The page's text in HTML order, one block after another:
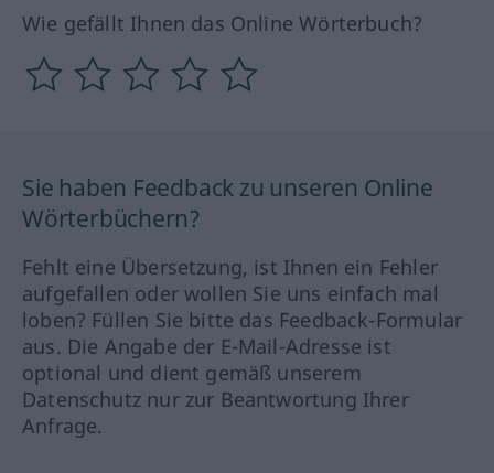
Wie gefällt Ihnen das Online Wörterbuch?
Sie haben Feedback zu unseren Online
Wörterbüchern?
Fehlt eine Übersetzung, ist Ihnen ein Fehler
aufgefallen oder wollen Sie uns einfach mal
loben? Füllen Sie bitte das Feedback-Formular
aus. Die Angabe der E-Mail-Adresse ist
optional und dient gemäß unserem
Datenschutz nur zur Beantwortung Ihrer
Anfrage.